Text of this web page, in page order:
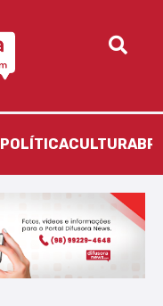
POLÍTICACULTURA